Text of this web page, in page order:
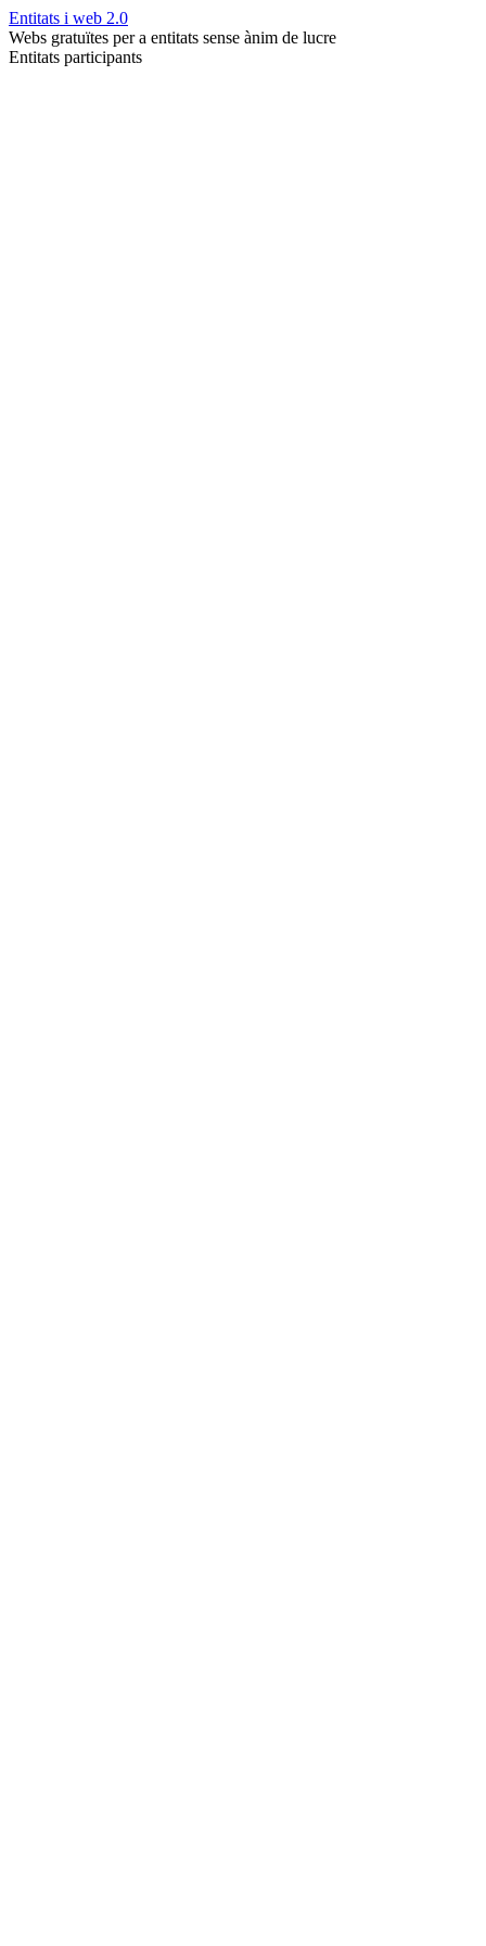
Entitats i web 2.0
Webs gratuïtes per a entitats sense ànim de lucre
Entitats participants